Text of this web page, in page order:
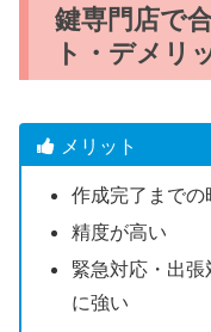
鍵専門店で
ト・デメリ
メリット
作成完了までの
精度が高い
緊急対応・出
に強い